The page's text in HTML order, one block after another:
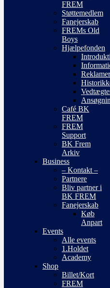
FREM
Støttemedlem
Fanejerskab
FREMs Old
Boys
Hjælpefonden
Reklamer
Café BK
FREM
FREM
Support
BK Frem
Arkiv
Business
– Kontakt –
Partnere
Bliv partner i
BK FREM
Fanejerskab
Køb
Anpart
Events
Alle events
1.Holdet
Academy
Shop
Billet/Kort
FREM